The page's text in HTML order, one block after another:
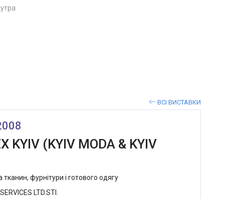
ВСІ ВИСТАВКИ
KYIV (KYIV MODA & KYIV
фурнітури і готового одягу
LTD.STI.